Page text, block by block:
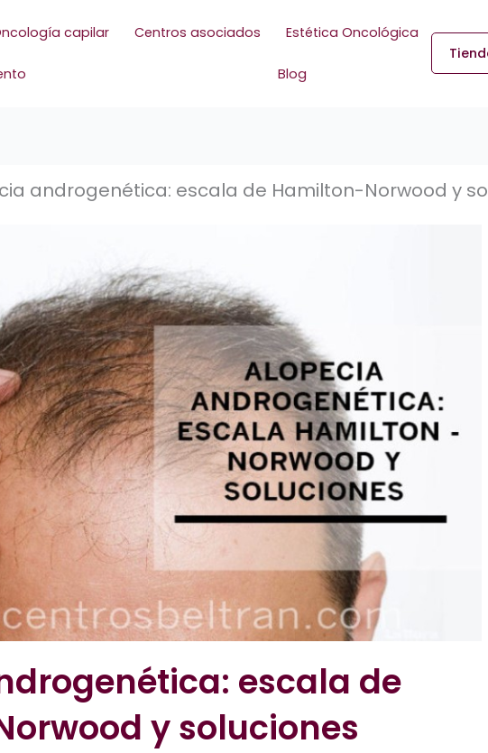
capilar Centros asociados Estética Oncológica
Blog
androgenética: escala de Hamilton-Norwood y
escala de
y soluciones